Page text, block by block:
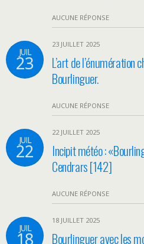
AUCUNE RÉPONSE
JUIL
23
23 JUILLET 2025
L’art de l’énumération
Bourlinguer.
AUCUNE RÉPONSE
JUIL
22
22 JUILLET 2025
Incipit météo :
Cendrars [142]
AUCUNE RÉPONSE
JUIL
18
18 JUILLET 2025
Bourlinguer avec les